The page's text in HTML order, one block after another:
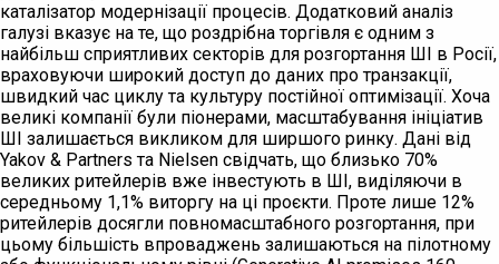
каталізатор модернізації процесів. Додатковий аналіз
галузі вказує на те, що роздрібна торгівля є одним з
найбільш сприятливих секторів для розгортання ШІ в Росії,
враховуючи широкий доступ до даних про транзакції,
швидкий час циклу та культуру постійної оптимізації. Хоча
великі компанії були піонерами, масштабування ініціатив
ШІ залишається викликом для ширшого ринку. Дані від
Yakov & Partners та Nielsen свідчать, що близько 70%
великих ритейлерів вже інвестують в ШІ, виділяючи в
середньому 1,1% виторгу на ці проєкти. Проте лише 12%
ритейлерів досягли повномасштабного розгортання, при
цьому більшість впроваджень залишаються на пілотному